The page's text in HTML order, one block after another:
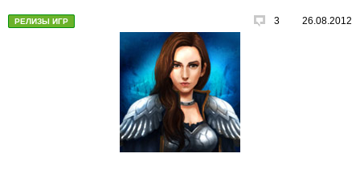
РЕЛИЗЫ ИГР 3 26.08.2012